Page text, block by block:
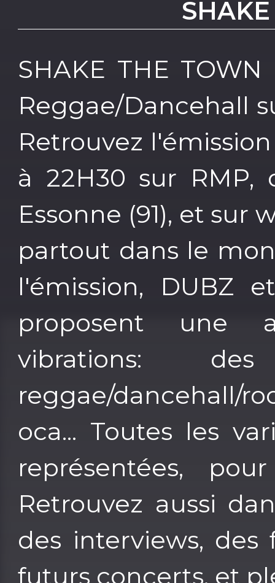
SHAKE THE
Reggae/Dancehall
Retrouvez
à 22H30 sur RMP,
Essonne (91), et sur
partout dans le
l'émission, DUBZ
proposent une
vibrations:
reggae/dancehall/
oca... Toutes les
représentées,
Retrouvez aussi
des interviews, des
futurs concerts, et